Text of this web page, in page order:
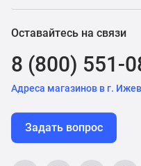
Оставайтесь на связи
8 (800) 551-
Адреса магазинов в г.
Задать вопрос